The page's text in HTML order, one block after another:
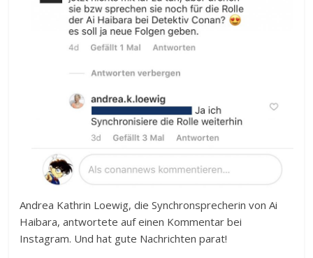
Andrea Kathrin Loewig, die Synchronsprecherin von Ai
Haibara, antwortete auf einen Kommentar bei
Instagram. Und hat gute Nachrichten parat!